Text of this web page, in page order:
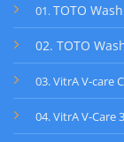
01 . TOTO
02. TOTO
03. VitrA V-care
04. VitrA V-Care